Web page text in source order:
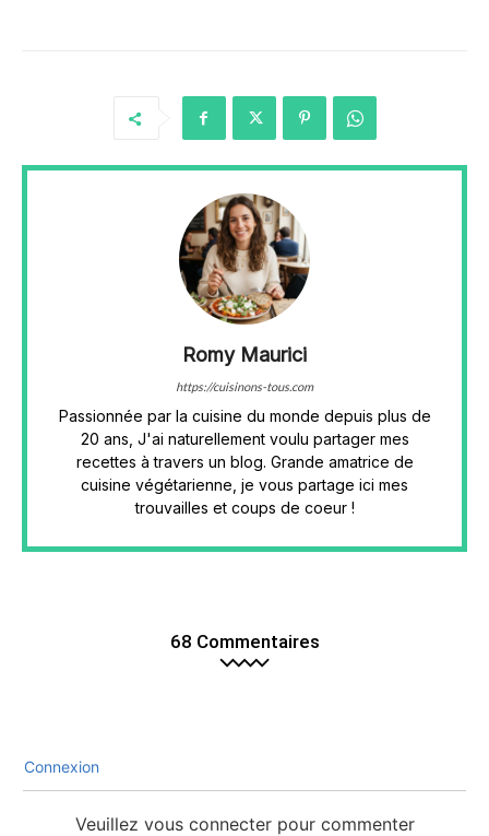
Romy Maurici
https://cuisinons-tous.com
Passionnée par la cuisine du monde depuis plus de
20 ans, J'ai naturellement voulu partager mes
recettes à travers un blog. Grande amatrice de
cuisine végétarienne, je vous partage ici mes
trouvailles et coups de coeur !
68 Commentaires
Connexion
Veuillez vous connecter pour commenter